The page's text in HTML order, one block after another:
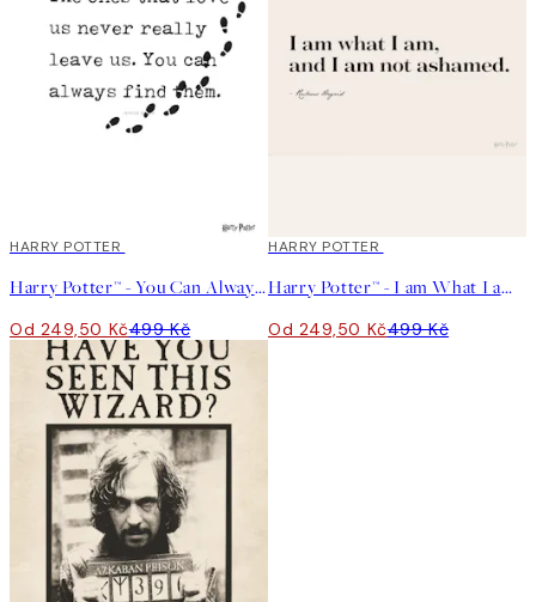
50%*
HARRY POTTER
Harry Potter™ - You Can Always Find Them Plakát
Od 249,50 Kč499 Kč
50%*
HARRY POTTER
Harry Potter™ - I am What I am Plakát
Od 249,50 Kč499 Kč